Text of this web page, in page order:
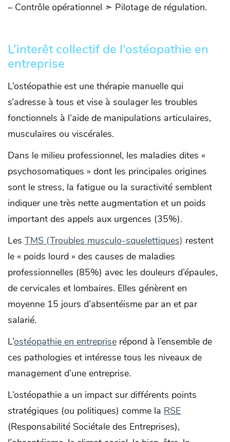
– Contrôle opérationnel ➣ Pilotage de régulation.
L’interêt collectif de l’ostéopathie en
entreprise
L’ostéopathie est une thérapie manuelle qui
s’adresse à tous et vise à soulager les troubles
fonctionnels à l’aide de manipulations articulaires,
musculaires ou viscérales.
Dans le milieu professionnel, les maladies dites «
psychosomatiques » dont les principales origines
sont le stress, la fatigue ou la suractivité semblent
indiquer une très nette augmentation et un poids
important des appels aux urgences (35%).
Les TMS (Troubles musculo-squelettiques) restent
le « poids lourd » des causes de maladies
professionnelles (85%) avec les douleurs d’épaules,
de cervicales et lombaires. Elles génèrent en
moyenne 15 jours d’absentéisme par an et par
salarié.
L’ostéopathie en entreprise répond à l’ensemble de
ces pathologies et intéresse tous les niveaux de
management d’une entreprise.
L’ostéopathie a un impact sur différents points
stratégiques (ou politiques) comme la RSE
(Responsabilité Sociétale des Entreprises),